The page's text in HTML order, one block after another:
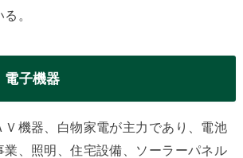
。
電子機器
Ｖ機器、白物家電が主力であり、電池
業、照明、住宅設備、ソーラーパネル